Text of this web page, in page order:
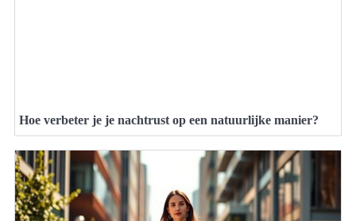
Hoe verbeter je je nachtrust op een natuurlijke manier?